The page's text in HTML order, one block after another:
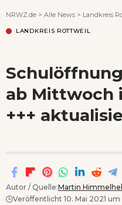
NRWZ.de > Alle News > Landkreis
LANDKREIS ROTTWEIL
ab Mittwoch
+++
Autor / Quelle:Martin
Veröffentlicht 10. Mai 2021